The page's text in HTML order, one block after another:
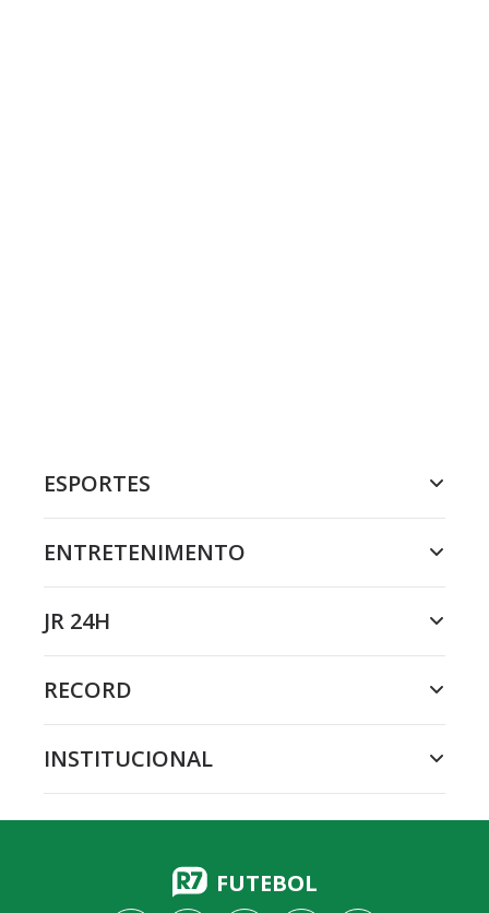
ESPORTES
ENTRETENIMENTO
JR 24H
RECORD
INSTITUCIONAL
FUTEBOL